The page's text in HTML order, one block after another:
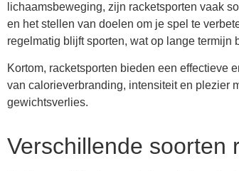
lichaamsbeweging, zijn racketsporten vaak
en het stellen van doelen om je spel te
regelmatig blijft sporten, wat op lange
Kortom, racketsporten bieden een effectieve
van calorieverbranding, intensiteit en plezier
gewichtsverlies.
Verschillende soorten